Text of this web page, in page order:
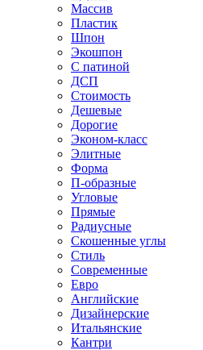
Массив
Пластик
Шпон
Экошпон
С патиной
ДСП
Стоимость
Дешевые
Дорогие
Эконом-класс
Элитные
Форма
П-образные
Угловые
Прямые
Радиусные
Скошенные углы
Стиль
Современные
Евро
Английские
Дизайнерские
Итальянские
Кантри